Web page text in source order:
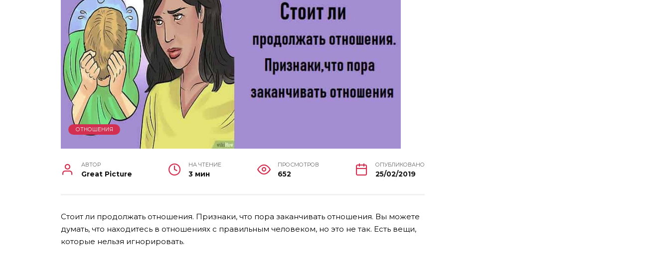
ОТНОШЕНИЯ
АВТОР
Great Picture
НА ЧТЕНИЕ
3 мин
ПРОСМОТРОВ
652
ОПУБЛИКОВАНО
25/02/2019
Стоит ли продолжать отношения. Признаки, что пора заканчивать отношения. Вы можете
думать, что находитесь в отношениях с правильным человеком, но это не так. Есть вещи,
которые нельзя игнорировать.